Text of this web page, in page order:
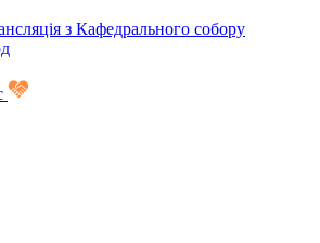
з Кафедрального собору